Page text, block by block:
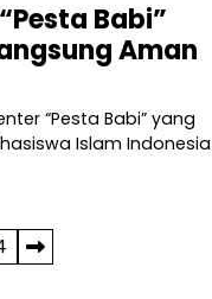
Babi”
Aman
“Pesta Babi” yang
Islam Indonesia